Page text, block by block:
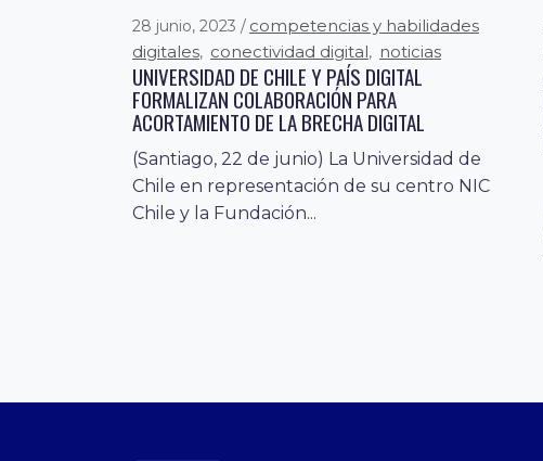
28 junio, 2023
competencias y habilidades
digitales, conectividad digital, noticias
UNIVERSIDAD DE CHILE Y PAÍS DIGITAL
FORMALIZAN COLABORACIÓN PARA
ACORTAMIENTO DE LA BRECHA DIGITAL
(Santiago, 22 de junio) La Universidad de
Chile en representación de su centro NIC
Chile y la Fundación...